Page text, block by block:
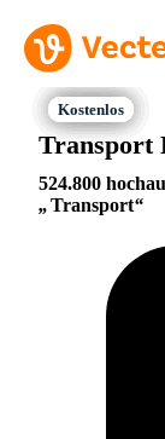
Transport
524.800
Transport